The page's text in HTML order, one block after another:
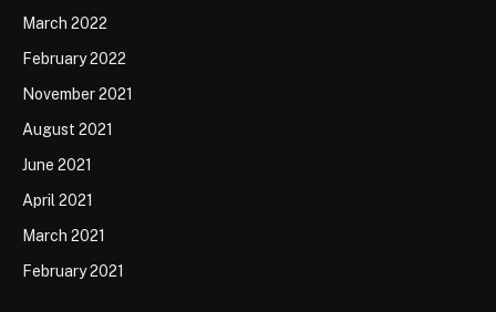
March 2022
February 2022
November 2021
August 2021
June 2021
April 2021
March 2021
February 2021